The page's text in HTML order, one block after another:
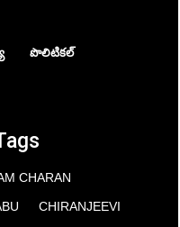
పొలిటికల్
CHARAN
CHIRANJEEVI